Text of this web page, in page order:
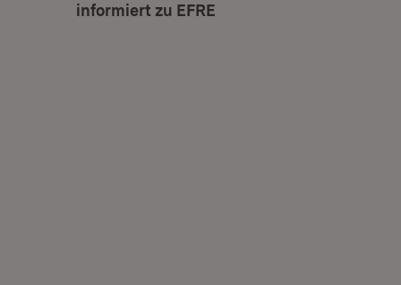
informiert zu EFRE